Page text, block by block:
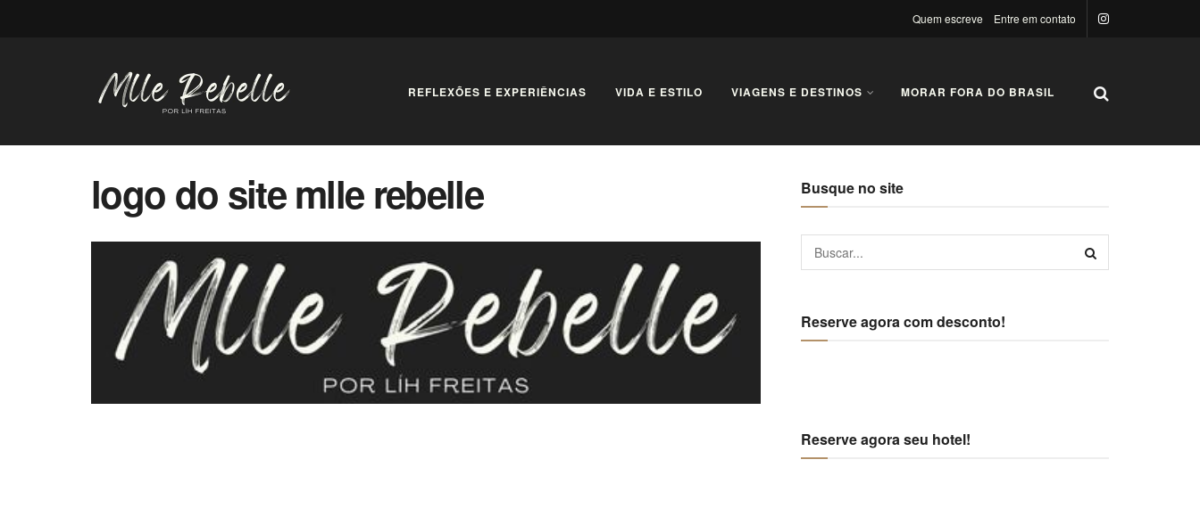
Quem escreve Entre em contato
REFLEXÕES E EXPERIÊNCIAS VIDA E ESTILO VIAGENS E DESTINOS MORAR FORA DO BRASIL
logo do site mlle rebelle Busque no site
Reserve agora com desconto!
Reserve agora seu hotel!